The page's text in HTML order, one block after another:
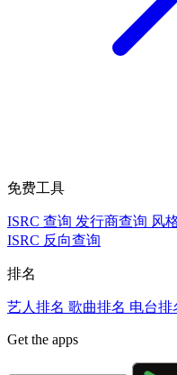
免费工具
ISRC 查询 发行商查询 风
ISRC 反向查询
排名
艺人排名 歌曲排名 电台排
Get the apps